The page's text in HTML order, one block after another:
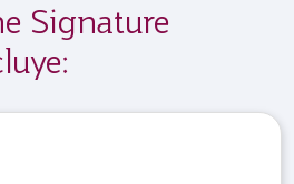
Signature